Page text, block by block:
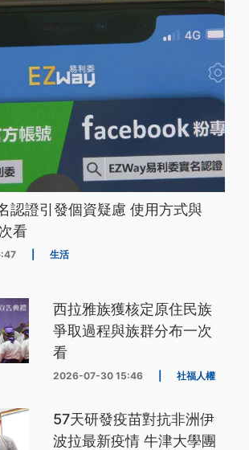
認證引發個資疑慮 使用方式與
看
生活
西拉雅族獲核定原住民族
爭取過程與族群分布一次
看
2026-07-30 15:46 社福人權
57天研發疫苗對抗非洲伊
波拉最新疫情 牛津大學團